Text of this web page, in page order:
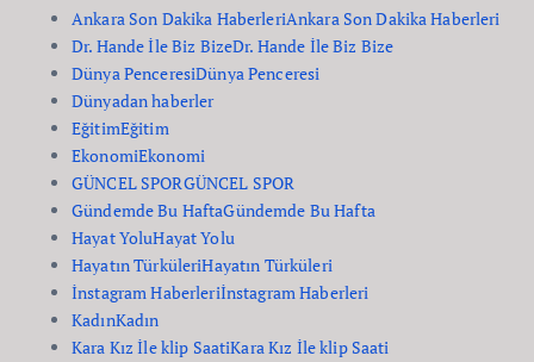
Ankara Son Dakika HaberleriAnkara Son Dakika Haberleri
Dr. Hande İle Biz BizeDr. Hande İle Biz Bize
Dünya PenceresiDünya Penceresi
Dünyadan haberler
EğitimEğitim
EkonomiEkonomi
GÜNCEL SPORGÜNCEL SPOR
Gündemde Bu HaftaGündemde Bu Hafta
Hayat YoluHayat Yolu
Hayatın TürküleriHayatın Türküleri
İnstagram Haberleriİnstagram Haberleri
KadınKadın
Kara Kız İle klip SaatiKara Kız İle klip Saati